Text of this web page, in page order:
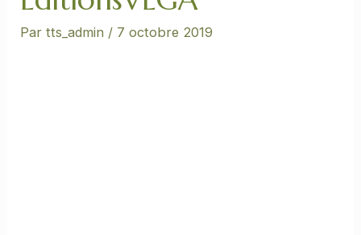
Partts_admin / 7 octobre 2019